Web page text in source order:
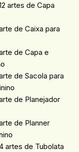
artes de Capa
de Caixa para
de Capa e
de Sacola para
de Planejador
de Planner
artes de Tubolata